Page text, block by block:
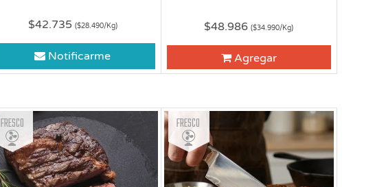
$42.735 ($28.490/Kg)
Notificarme
$48.986($34.990/Kg)
Agregar
Fresco Fresco